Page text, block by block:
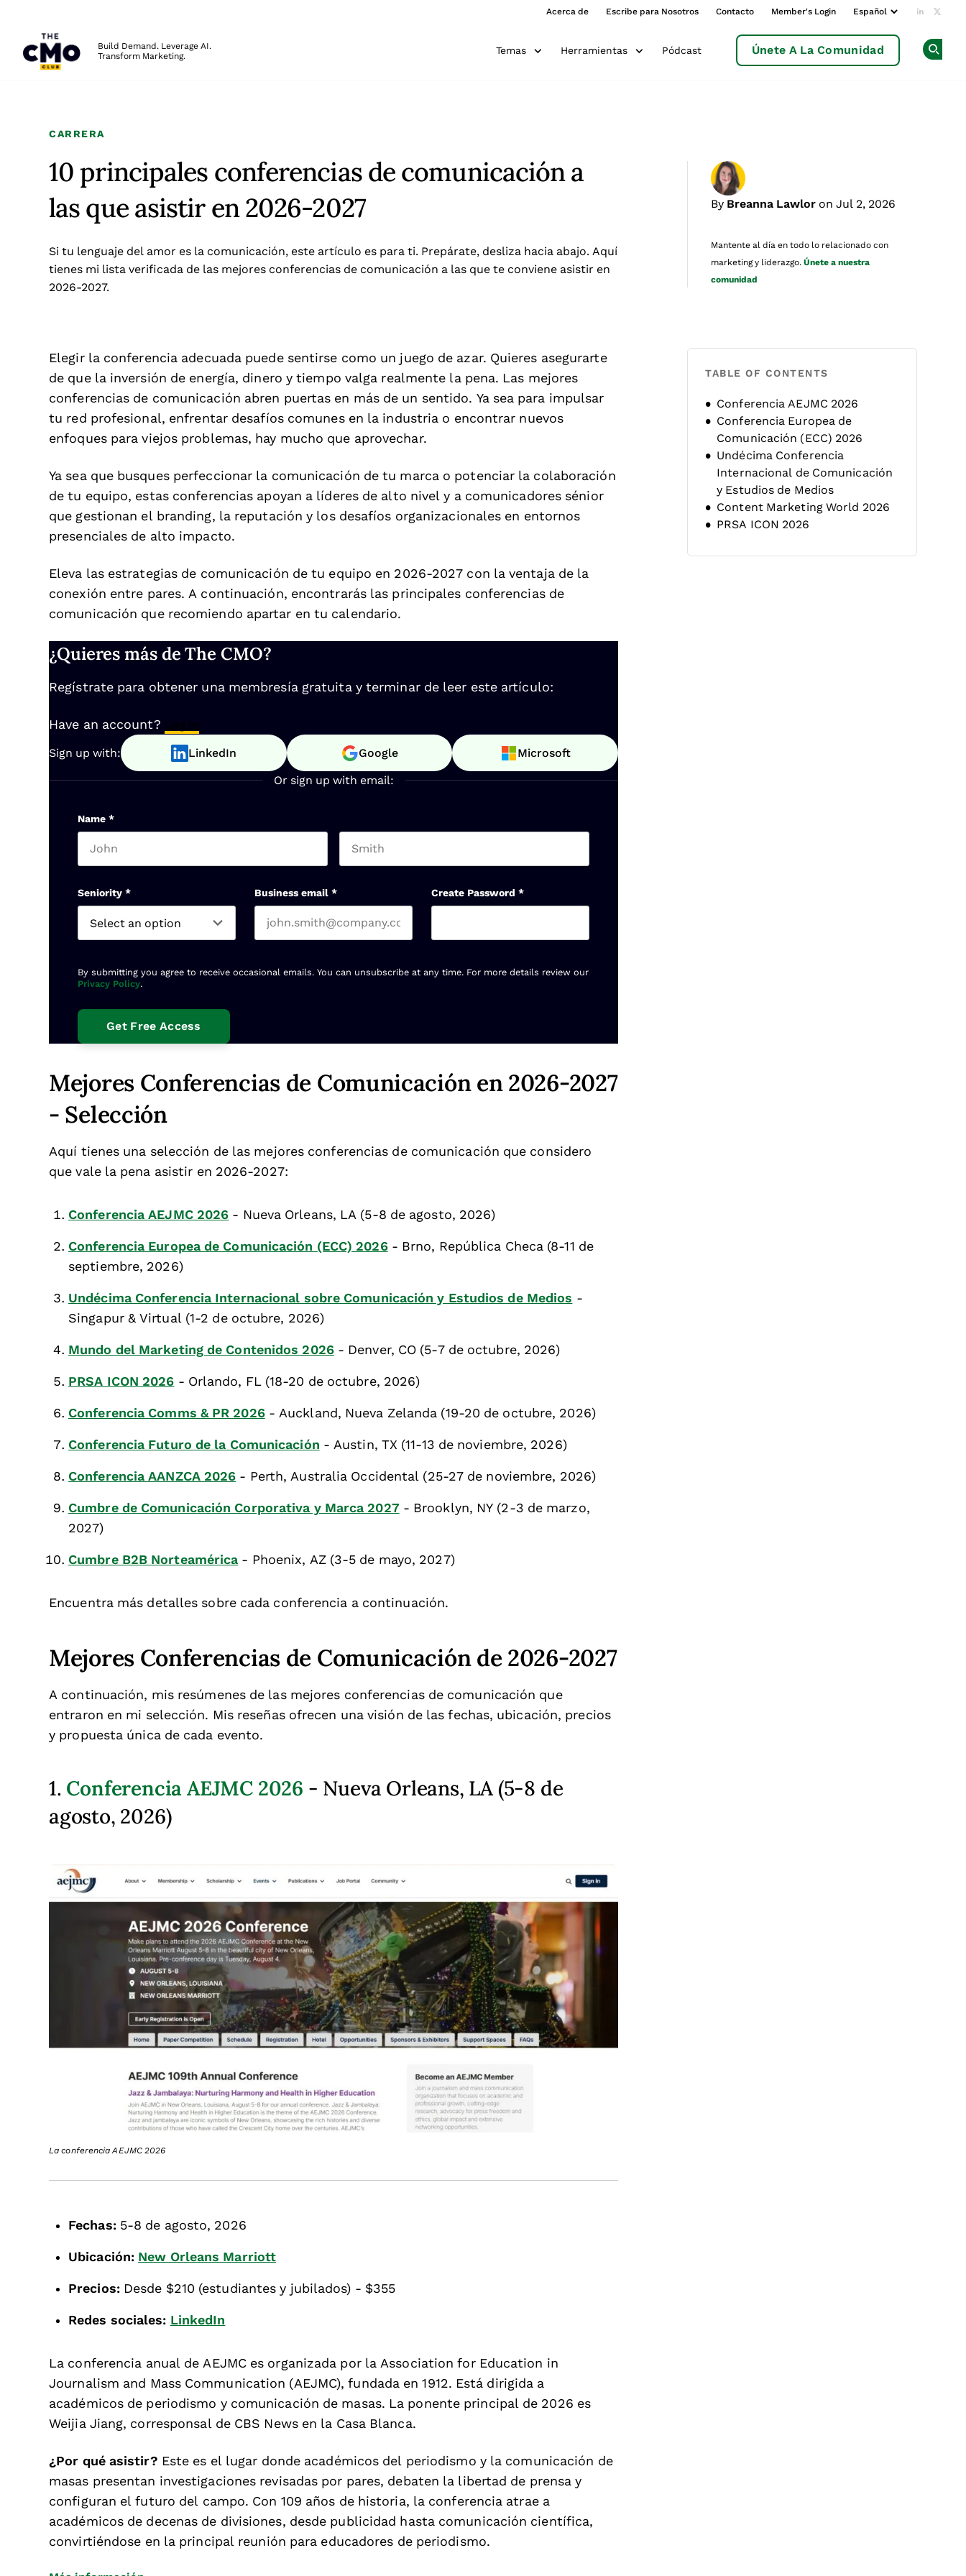
Acerca de Escribe para Nosotros Contacto Member's Login Add us
Build Demand. Leverage AI.
Transform Marketing.
Temas Herramientas Pódcast Únete A La Comunidad
CARRERA
10 principales conferencias de comunicación a
las que asistir en 2026-2027
By Breanna Lawlor on Jul 2, 2026
Mantente al día en todo lo relacionado con
marketing y liderazgo. Únete a nuestra
comunidad
Si tu lenguaje del amor es la comunicación, este artículo es para ti. Prepárate, desliza hacia abajo. Aquí
tienes mi lista verificada de las mejores conferencias de comunicación a las que te conviene asistir en
2026-2027.
Elegir la conferencia adecuada puede sentirse como un juego de azar. Quieres asegurarte
de que la inversión de energía, dinero y tiempo valga realmente la pena. Las mejores
conferencias de comunicación abren puertas en más de un sentido. Ya sea para impulsar
tu red profesional, enfrentar desafíos comunes en la industria o encontrar nuevos
enfoques para viejos problemas, hay mucho que aprovechar.
Ya sea que busques perfeccionar la comunicación de tu marca o potenciar la colaboración
de tu equipo, estas conferencias apoyan a líderes de alto nivel y a comunicadores sénior
que gestionan el branding, la reputación y los desafíos organizacionales en entornos
presenciales de alto impacto.
Eleva las estrategias de comunicación de tu equipo en 2026-2027 con la ventaja de la
conexión entre pares. A continuación, encontrarás las principales conferencias de
comunicación que recomiendo apartar en tu calendario.
¿Quieres más de The CMO?
Regístrate para obtener una membresía gratuita y terminar de leer este artículo:
Have an account? Log In
Sign up with: LinkedIn Google Microsoft
Or sign up with email:
Name *
Seniority * Business email * Create Password *
By submitting you agree to receive occasional emails. You can unsubscribe at any time. For more details review our
Privacy Policy.
Mejores Conferencias de Comunicación en 2026-2027
- Selección
Aquí tienes una selección de las mejores conferencias de comunicación que considero
que vale la pena asistir en 2026-2027:
Conferencia AEJMC 2026 - Nueva Orleans, LA (5-8 de agosto, 2026)
Conferencia Europea de Comunicación (ECC) 2026- Brno, República Checa (8-11 de
septiembre, 2026)
Undécima Conferencia Internacional sobre Comunicación y Estudios de Medios -
Singapur & Virtual (1-2 de octubre, 2026)
Mundo del Marketing de Contenidos 2026- Denver, CO (5-7 de octubre, 2026)
PRSA ICON 2026 - Orlando, FL (18-20 de octubre, 2026)
Conferencia Comms & PR 2026- Auckland, Nueva Zelanda (19-20 de octubre, 2026)
Conferencia Futuro de la Comunicación - Austin, TX (11-13 de noviembre, 2026)
Conferencia AANZCA 2026 - Perth, Australia Occidental (25-27 de noviembre, 2026)
Cumbre de Comunicación Corporativa y Marca 2027 - Brooklyn, NY (2-3 de marzo,
2027)
Cumbre B2B Norteamérica - Phoenix, AZ (3-5 de mayo, 2027)
Encuentra más detalles sobre cada conferencia a continuación.
Mejores Conferencias de Comunicación de 2026-2027
A continuación, mis resúmenes de las mejores conferencias de comunicación que
entraron en mi selección. Mis reseñas ofrecen una visión de las fechas, ubicación, precios
y propuesta única de cada evento.
1. Conferencia AEJMC 2026 - Nueva Orleans, LA (5-8 de
agosto, 2026)
La conferencia AEJMC 2026
Fechas:5-8 de agosto, 2026
Ubicación: New Orleans Marriott
Precios:Desde $210 (estudiantes y jubilados) - $355
Redes sociales: LinkedIn
La conferencia anual de AEJMC es organizada por la Association for Education in
Journalism and Mass Communication (AEJMC), fundada en 1912. Está dirigida a
académicos de periodismo y comunicación de masas. La ponente principal de 2026 es
Weijia Jiang, corresponsal de CBS News en la Casa Blanca.
¿Por qué asistir? Este es el lugar donde académicos del periodismo y la comunicación de
masas presentan investigaciones revisadas por pares, debaten la libertad de prensa y
configuran el futuro del campo. Con 109 años de historia, la conferencia atrae a
académicos de decenas de divisiones, desde publicidad hasta comunicación científica,
convirtiéndose en la principal reunión para educadores de periodismo.
TABLE OF CONTENTS
Conferencia AEJMC 2026
Conferencia Europea de
Comunicación (ECC) 2026
Undécima Conferencia
Internacional de Comunicación
y Estudios de Medios
Content Marketing World 2026
PRSA ICON 2026
PR 2026